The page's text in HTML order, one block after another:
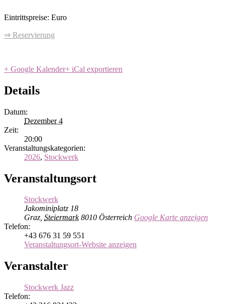
Eintrittspreise: Euro
⇒ Reservierung
+ Google Kalender+ iCal exportieren
Details
Datum:
Dezember 4
Zeit:
20:00
Veranstaltungskategorien:
2026, Stockwerk
Veranstaltungsort
Stockwerk
Jakominiplatz 18
Graz, Steiermark 8010 Österreich Google Karte anzeigen
Telefon:
+43 676 31 59 551
Veranstaltungsort-Website anzeigen
Veranstalter
Stockwerk Jazz
Telefon: